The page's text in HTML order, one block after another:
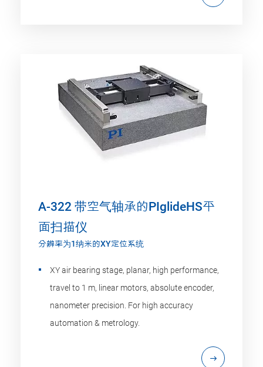
A-322 带空气轴承的PIglideHS平
面扫描仪
分辨率为1纳米的XY定位系统
XY air bearing stage, planar, high performance,
travel to 1 m, linear motors, absolute encoder,
nanometer precision. For high accuracy
automation & metrology.